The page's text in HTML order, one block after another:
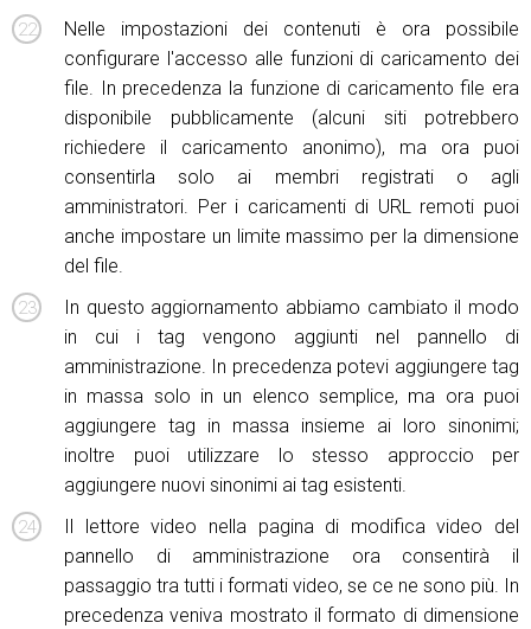
Nelle impostazioni dei contenuti è ora possibile
configurare l'accesso alle funzioni di caricamento dei
file. In precedenza la funzione di caricamento file era
disponibile pubblicamente (alcuni siti potrebbero
richiedere il caricamento anonimo), ma ora puoi
consentirla solo ai membri registrati o agli
amministratori. Per i caricamenti di URL remoti puoi
anche impostare un limite massimo per la dimensione
del file.
In questo aggiornamento abbiamo cambiato il modo
in cui i tag vengono aggiunti nel pannello di
amministrazione. In precedenza potevi aggiungere tag
in massa solo in un elenco semplice, ma ora puoi
aggiungere tag in massa insieme ai loro sinonimi;
inoltre puoi utilizzare lo stesso approccio per
aggiungere nuovi sinonimi ai tag esistenti.
Il lettore video nella pagina di modifica video del
pannello di amministrazione ora consentirà il
passaggio tra tutti i formati video, se ce ne sono più. In
precedenza veniva mostrato il formato di dimensione